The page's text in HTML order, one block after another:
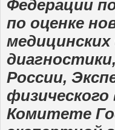
Федерации
по оценке
России,
Комитете